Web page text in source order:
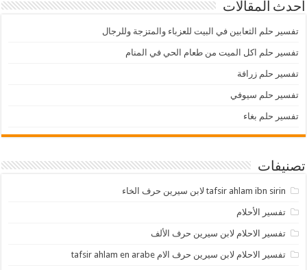
أحدث المقالات
تفسير حلم الثعابين في البيت للعزباء والمتزجة وللرجال
تفسير حلم اكل الميت من طعام الحي في المنام
تفسير حلم زرافة
تفسير حلم سيوفي
تفسير حلم بغاء
تصنيفات
tafsir ahlam ibn sirin لابن سيرين حرف الخاء
تفسير الأحلام
تفسير الاحلام لابن سيرين حرف الألف
تفسير الاحلام لابن سيرين حرف الام tafsir ahlam en arabe